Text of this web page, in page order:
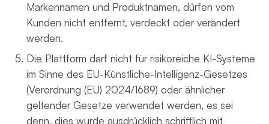
Markennamen und Produktnamen, dürfen vom
Kunden nicht entfernt, verdeckt oder verändert
werden.
Die Plattform darf nicht für risikoreiche KI-Systeme
im Sinne des EU-Künstliche-Intelligenz-Gesetzes
(Verordnung (EU) 2024/1689) oder ähnlicher
geltender Gesetze verwendet werden, es sei
denn, dies wurde ausdrücklich schriftlich mit